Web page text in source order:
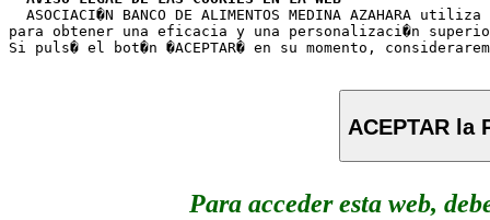
ASOCIACI�N BANCO DE ALIMENTOS MEDINA AZAHARA
para obtener una eficacia y una personalizaci�n
ACEPTAR
Para acceder esta web,